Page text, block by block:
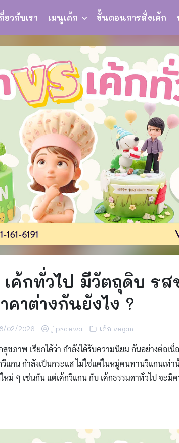
ยวกับเรา เมนูเค้ก ขั้นตอนการสั่งเค้ก
เค้กทั่วไป มีวัตถุดิบ ร
คาต่างกันยังไง ?
02/2026 j.praewa เค้ก vegan
ภาพ เรียกได้ว่า กำลังได้รับความนิยม กันอย่างต่อเนื่
วีแกน กำลังเป็นกระแส ไม่ใช่แค่ในหมู่คนทานวีแกนเท่
ม่ ๆ เช่นกัน แต่เค้กวีแกน กับ เค้กธรรมดาทั่วไป จะมีค